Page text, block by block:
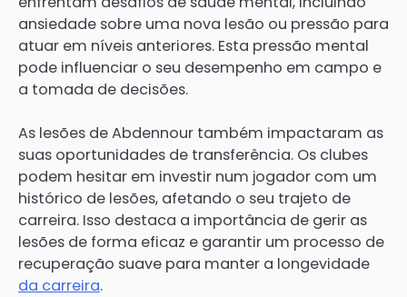
ansiedade sobre uma nova lesão ou pressão para
atuar em níveis anteriores. Esta pressão mental
pode influenciar o seu desempenho em campo e
a tomada de decisões.
As lesões de Abdennour também impactaram as
suas oportunidades de transferência. Os clubes
podem hesitar em investir num jogador com um
histórico de lesões, afetando o seu trajeto de
carreira. Isso destaca a importância de gerir as
lesões de forma eficaz e garantir um processo de
recuperação suave para manter a longevidade
da carreira.